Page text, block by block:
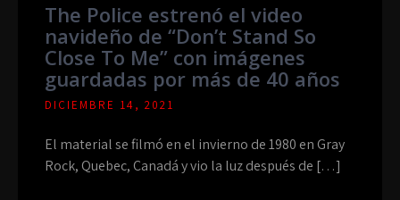
The Police estrenó el video
navideño de “Don’t Stand So
Close To Me” con imágenes
guardadas por más de 40 años
DICIEMBRE 14, 2021
El material se filmó en el invierno de 1980 en Gray
Rock, Quebec, Canadá y vio la luz después de […]